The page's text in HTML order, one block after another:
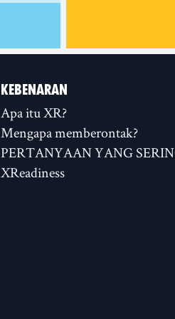
KEBENARAN
Apa itu XR?
Mengapa memberontak?
PERTANYAAN YANG
XReadiness